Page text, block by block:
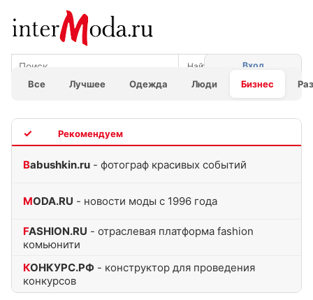
Все Лучшее Одежда Люди Бизнес
Вход
Babushkin.ru - фотограф красивых событий
MODA.RU - новости моды с 1996 года
FASHION.RU - отраслевая платформа fashion
комьюнити
КОНКУРС.РФ - конструктор для проведения
конкурсов